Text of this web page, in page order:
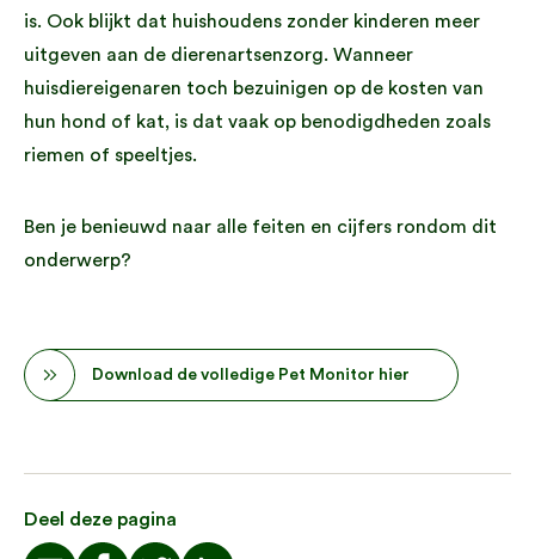
is. Ook blijkt dat huishoudens zonder kinderen meer
uitgeven aan de dierenartsenzorg. Wanneer
huisdiereigenaren toch bezuinigen op de kosten van
hun hond of kat, is dat vaak op benodigdheden zoals
riemen of speeltjes.
Ben je benieuwd naar alle feiten en cijfers rondom dit
onderwerp?
Download de volledige Pet Monitor hier
Deel deze pagina